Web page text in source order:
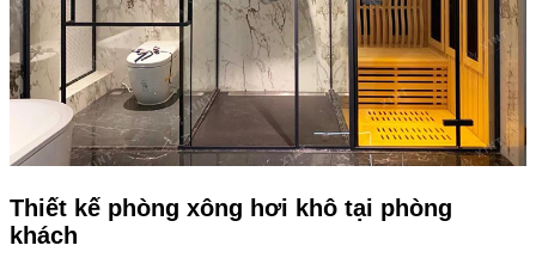
Thiết kế phòng xông hơi khô tại phòng
khách